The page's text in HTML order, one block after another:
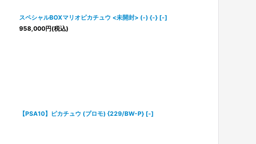
スペシャルBOXマリオピカチュウ <未開封> (-) {-} [-]
958,000円(税込)
【PSA10】ピカチュウ (プロモ) {229/BW-P} [-]